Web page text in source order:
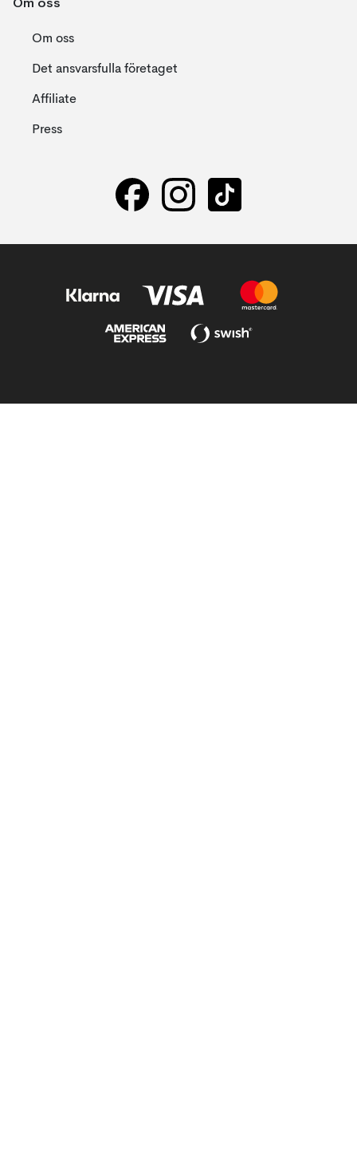
Om oss
Det ansvarsfulla företaget
Affiliate
Press